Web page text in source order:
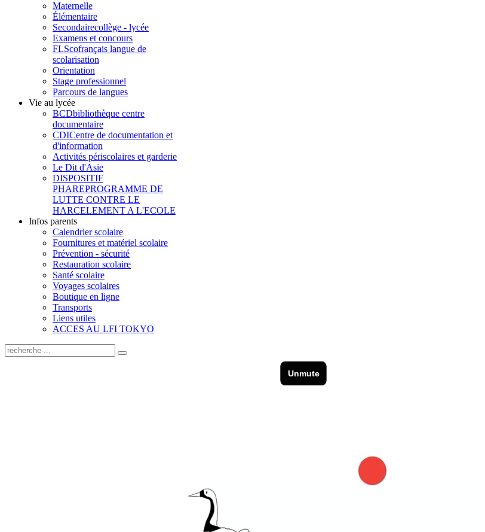
Maternelle
Élémentaire
Secondairecollège - lycée
Examens et concours
FLScofrançais langue de
scolarisation
Orientation
Stage professionnel
Parcours de langues
Vie au lycée
BCDbibliothèque centre
documentaire
CDICentre de documentation et
d'information
Activités périscolaires et garderie
Le Dit d'Asie
DISPOSITIF
PHAREPROGRAMME DE
LUTTE CONTRE LE
HARCELEMENT A L'ECOLE
Infos parents
Calendrier scolaire
Fournitures et matériel scolaire
Prévention - sécurité
Restauration scolaire
Santé scolaire
Voyages scolaires
Boutique en ligne
Transports
Liens utiles
ACCES AU LFI TOKYO